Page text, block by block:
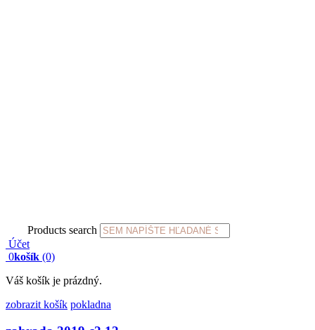
Products search
Účet
0košík (0)
Váš košík je prázdný.
zobrazit košík pokladna